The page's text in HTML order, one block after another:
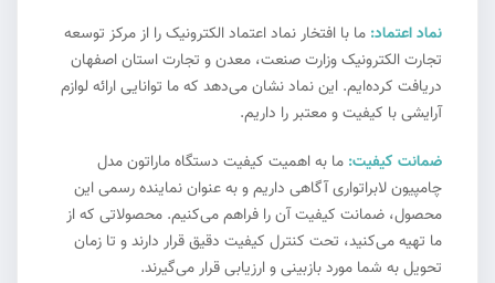
نماد اعتماد: ما با افتخار نماد اعتماد الکترونیک را از مرکز توسعه
تجارت الکترونیک وزارت صنعت، معدن و تجارت استان اصفهان
دریافت کرده‌ایم. این نماد نشان می‌دهد که ما توانایی ارائه لوازم
آرایشی با کیفیت و معتبر را داریم.
ضمانت کیفیت: ما به اهمیت کیفیت دستگاه ماراتون مدل
چامپیون لابراتواری آگاهی داریم و به عنوان نماینده رسمی این
محصول، ضمانت کیفیت آن را فراهم می‌کنیم. محصولاتی که از
ما تهیه می‌کنید، تحت کنترل کیفیت دقیق قرار دارند و تا زمان
تحویل به شما مورد بازبینی و ارزیابی قرار می‌گیرند.